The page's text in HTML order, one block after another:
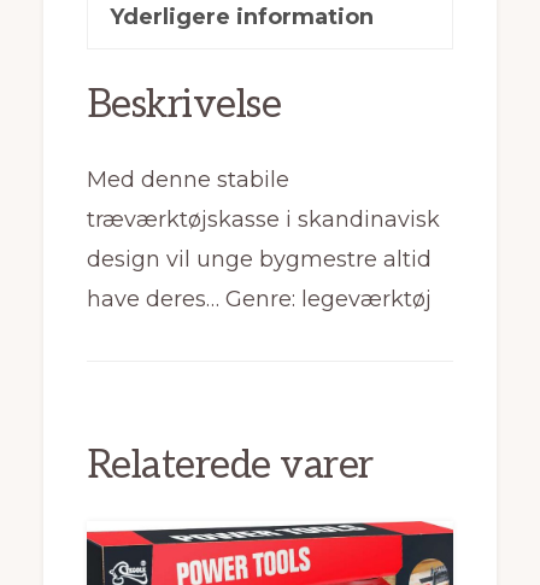
Yderligere information
Beskrivelse
Med denne stabile
træværktøjskasse i skandinavisk
design vil unge bygmestre altid
have deres… Genre: legeværktøj
Relaterede varer